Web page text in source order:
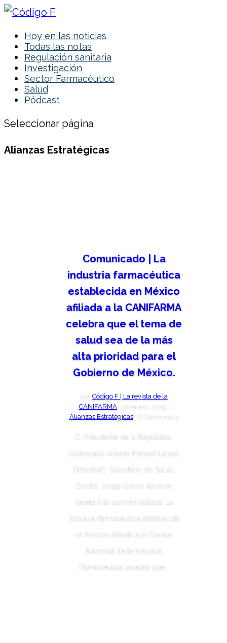
Hoy en las noticias
Todas las notas
Regulación sanitaria
Investigación
Sector Farmacéutico
Salud
Pódcast
Seleccionar página
Alianzas Estratégicas
Comunicado | La
industria farmacéutica
establecida en México
afiliada a la CANIFARMA
celebra que el tema de
salud sea de la más
alta prioridad para el
Gobierno de México.
por Código F | La revista de la
CANIFARMA| 18 enero, 2019
Alianzas Estratégicas| 0 Comentario
C. Presidente de la República,
Licenciado Andrés Manuel López
ObradorC. Secretario de Salud,
Doctor Jorge Carlos Alcocer
Varela A la opinión pública. La
industria farmacéutica establecida
en México afiliada a la Cámara
Nacional de la Industria
Farmacéutica celebra que...